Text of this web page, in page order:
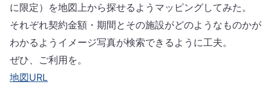
に限定）を地図上から探せるようマッピングしてみた。
それぞれ契約金額・期間とその施設がどのようなものかが
わかるようイメージ写真が検索できるように工夫。
ぜひ、ご利用を。
地図URL